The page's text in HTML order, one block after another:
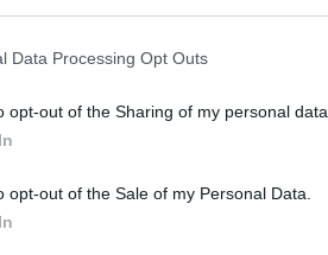
Data Processing Opt Outs
opt-out of the Sharing of my personal data.
opt-out of the Sale of my Personal Data.